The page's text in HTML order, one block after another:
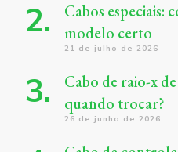
Cabos especiais:
modelo certo
21 de julho de 2026
Cabo de raio-x
quando trocar?
26 de junho de 2026